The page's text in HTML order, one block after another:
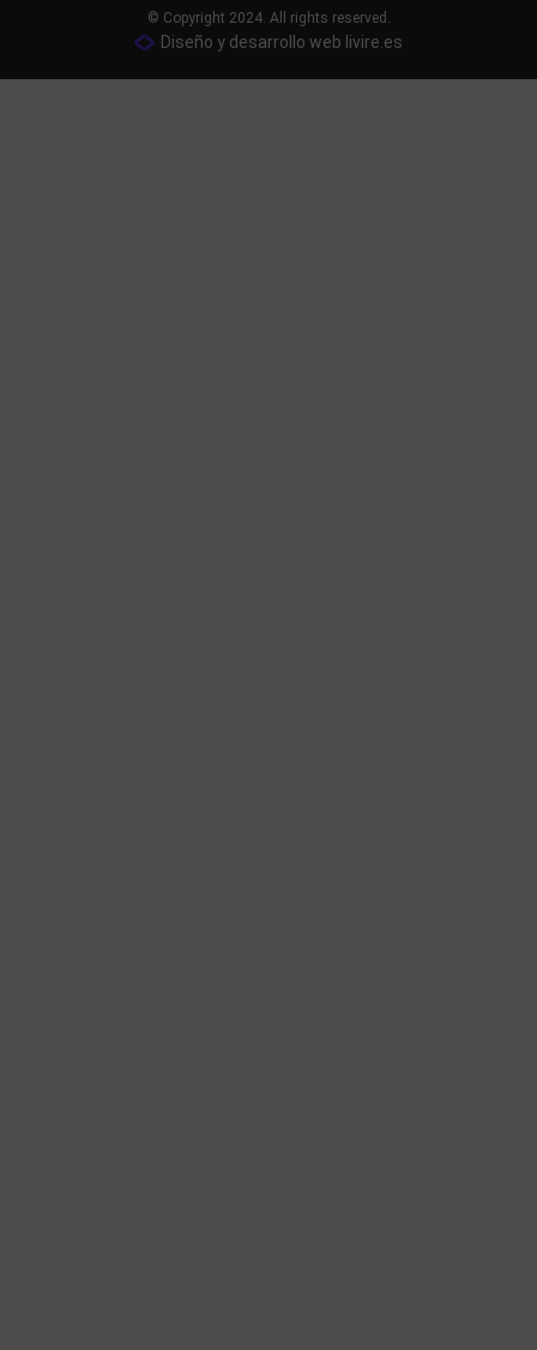
© Copyright 2024. All rights reserved.
Diseño y desarrollo web livire.es